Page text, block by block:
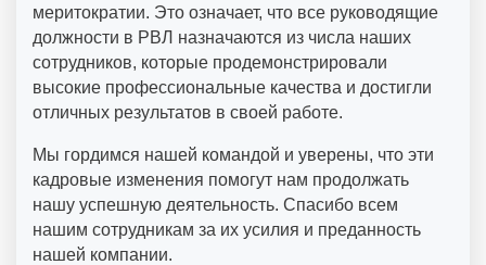
меритократии. Это означает, что все руководящие
должности в РВЛ назначаются из числа наших
сотрудников, которые продемонстрировали
высокие профессиональные качества и достигли
отличных результатов в своей работе.
Мы гордимся нашей командой и уверены, что эти
кадровые изменения помогут нам продолжать
нашу успешную деятельность. Спасибо всем
нашим сотрудникам за их усилия и преданность
нашей компании.